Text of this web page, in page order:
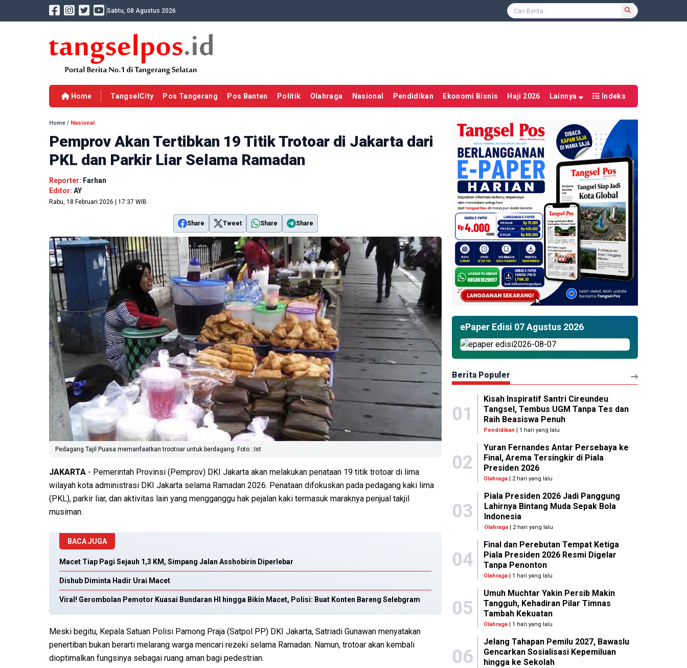
Sabtu, 08 Agustus 2026
Home TangselCity Pos Tangerang Pos Banten Politik Olahraga Nasional Pendidikan Ekonomi Bisnis Haji 2026 Lainnya Indeks
Home / Nasional
Pemprov Akan Tertibkan 19 Titik Trotoar di Jakarta dari
PKL dan Parkir Liar Selama Ramadan
Reporter: Farhan
Editor: AY
Rabu, 18 Februari 2026 | 17:37 WIB
Share Tweet Share Share
Pedagang Tajil Puasa memanfaatkan trootoar untuk berdagang. Foto ::Ist
JAKARTA - Pemerintah Provinsi (Pemprov) DKI Jakarta akan melakukan penataan 19 titik trotoar di lima
wilayah kota administrasi DKI Jakarta selama Ramadan 2026. Penataan difokuskan pada pedagang kaki lima
(PKL), parkir liar, dan aktivitas lain yang mengganggu hak pejalan kaki termasuk maraknya penjual takjil
musiman.
BACA JUGA
Macet Tiap Pagi Sejauh 1,3 KM, Simpang Jalan Asshobirin Diperlebar
Dishub Diminta Hadir Urai Macet
Viral! Gerombolan Pemotor Kuasai Bundaran HI hingga Bikin Macet, Polisi: Buat Konten Bareng Selebgram
Meski begitu, Kepala Satuan Polisi Pamong Praja (Satpol PP) DKI Jakarta, Satriadi Gunawan menyatakan
penertiban bukan berarti melarang warga mencari rezeki selama Ramadan. Namun, trotoar akan kembali
dioptimalkan fungsinya sebagai ruang aman bagi pedestrian.
ePaper Edisi 07 Agustus 2026
Berita Populer
01
Kisah Inspiratif Santri Cireundeu
Tangsel, Tembus UGM Tanpa Tes dan
Raih Beasiswa Penuh
Pendidikan | 1 hari yang lalu
02
Yuran Fernandes Antar Persebaya ke
Final, Arema Tersingkir di Piala
Presiden 2026
Olahraga | 2 hari yang lalu
03
Piala Presiden 2026 Jadi Panggung
Lahirnya Bintang Muda Sepak Bola
Indonesia
Olahraga| 2 hari yang lalu
04
Final dan Perebutan Tempat Ketiga
Piala Presiden 2026 Resmi Digelar
Tanpa Penonton
Olahraga | 1 hari yang lalu
05
Umuh Muchtar Yakin Persib Makin
Tangguh, Kehadiran Pilar Timnas
Tambah Kekuatan
Olahraga | 1 hari yang lalu
06
Jelang Tahapan Pemilu 2027, Bawaslu
Gencarkan Sosialisasi Kepemiluan
hingga ke Sekolah